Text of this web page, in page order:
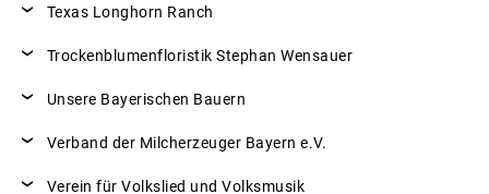
Texas Longhorn Ranch
Trockenblumenfloristik Stephan Wensauer
Unsere Bayerischen Bauern
Verband der Milcherzeuger Bayern e.V.
Verein für Volkslied und Volksmusik